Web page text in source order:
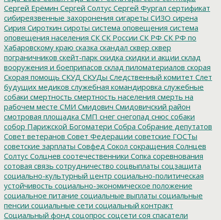
Сергей Ерёмин Сергей Солтус Сергей Фургал сертификат
сибиреязвенные захоронения сигареты СИЗО сирена
Сирия Сироткин сироты система оповещения система
оповещения населения СК СК России СК РФ СК РФ по
Хабаровскому краю сказка скандал сквер сквер
пограничников скейт-парк скидка скидки и акции склад
вооружения и боеприпасов склад пиломатериалов скорая
Скорая помощь СКУД СКУДы Следственный комитет Слет
будущих медиков служебная командировка служебные
собаки смертность смертность населения смерть на
рабочем месте СМИ Смидович Смидовичский район
смотровая площадка СМП снег снегопад снюс собаки
собор Парижской Богоматери Собра Собрание депутатов
Совет ветеранов Совет Федерации советские ГОСТы
советские зарплаты Совфед Сокол сокращения Солнцев
Солтус Солцнев соотечественники Сопка соревнования
сотовая связь сотрудничество соцвыплаты соцзащита
социально-культурный центр социально-политическая
устойчивость социально-экономическое положение
социальное питание социальные выплаты социальные
пенсии социальные сети социальный контракт
Социальный фонд соцопрос соцсети соя спасатели